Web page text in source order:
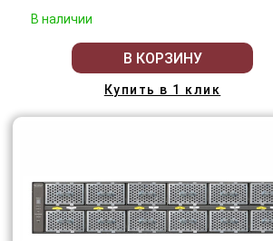
В наличии
В КОРЗИНУ
Купить в 1 клик